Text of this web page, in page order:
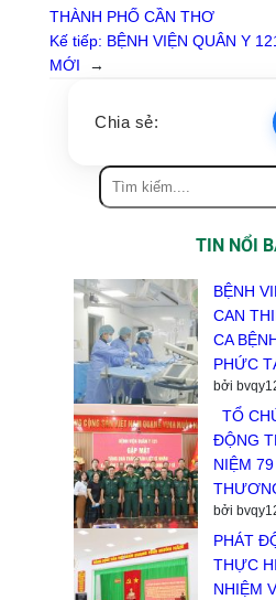
THÀNH PHỐ CẦN THƠ
Kế tiếp: BỆNH VIỆN QUÂN Y
MỚI
→
Chia sẻ:
TIN NỔI
BỆNH
CAN
CA
PHỨC
bởi
TỔ
ĐỘNG
NIỆM
bởi
PHÁT
THỰC
NHIỆM